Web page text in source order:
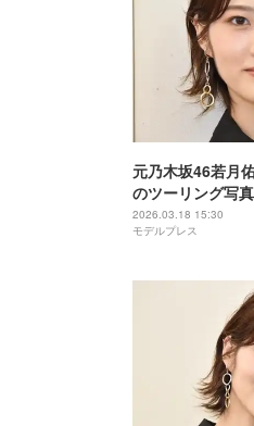
元乃木坂46若月
のツーリング写
のすごい」「か
と反響
2026.03.18 15:30
モデルプレス